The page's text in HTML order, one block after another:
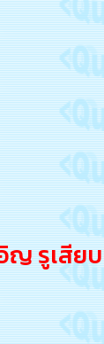
ญ รูเสียบ